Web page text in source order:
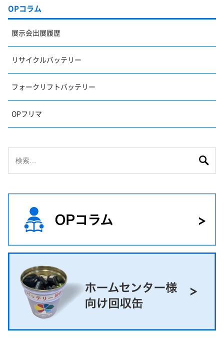
OPコラム
展示会出展履歴
リサイクルバッテリー
フォークリフトバッテリー
OPフリマ
索: